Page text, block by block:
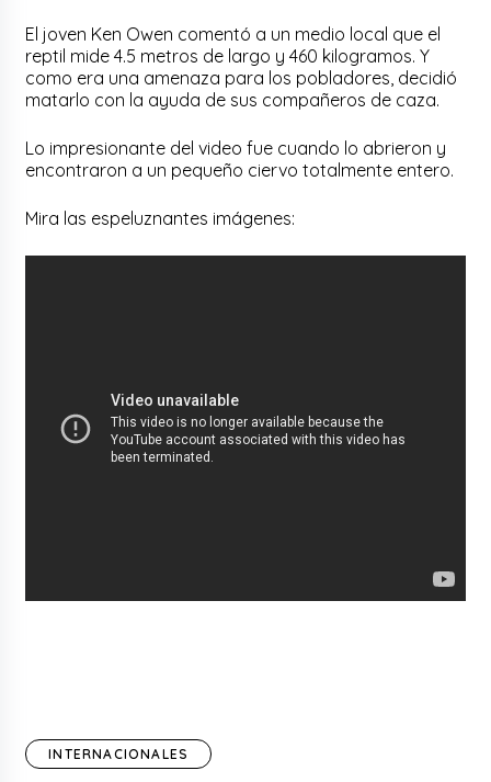
El joven Ken Owen comentó a un medio local que el
reptil mide 4.5 metros de largo y 460 kilogramos. Y
como era una amenaza para los pobladores, decidió
matarlo con la ayuda de sus compañeros de caza.
Lo impresionante del video fue cuando lo abrieron y
encontraron a un pequeño ciervo totalmente entero.
Mira las espeluznantes imágenes:
INTERNACIONALES